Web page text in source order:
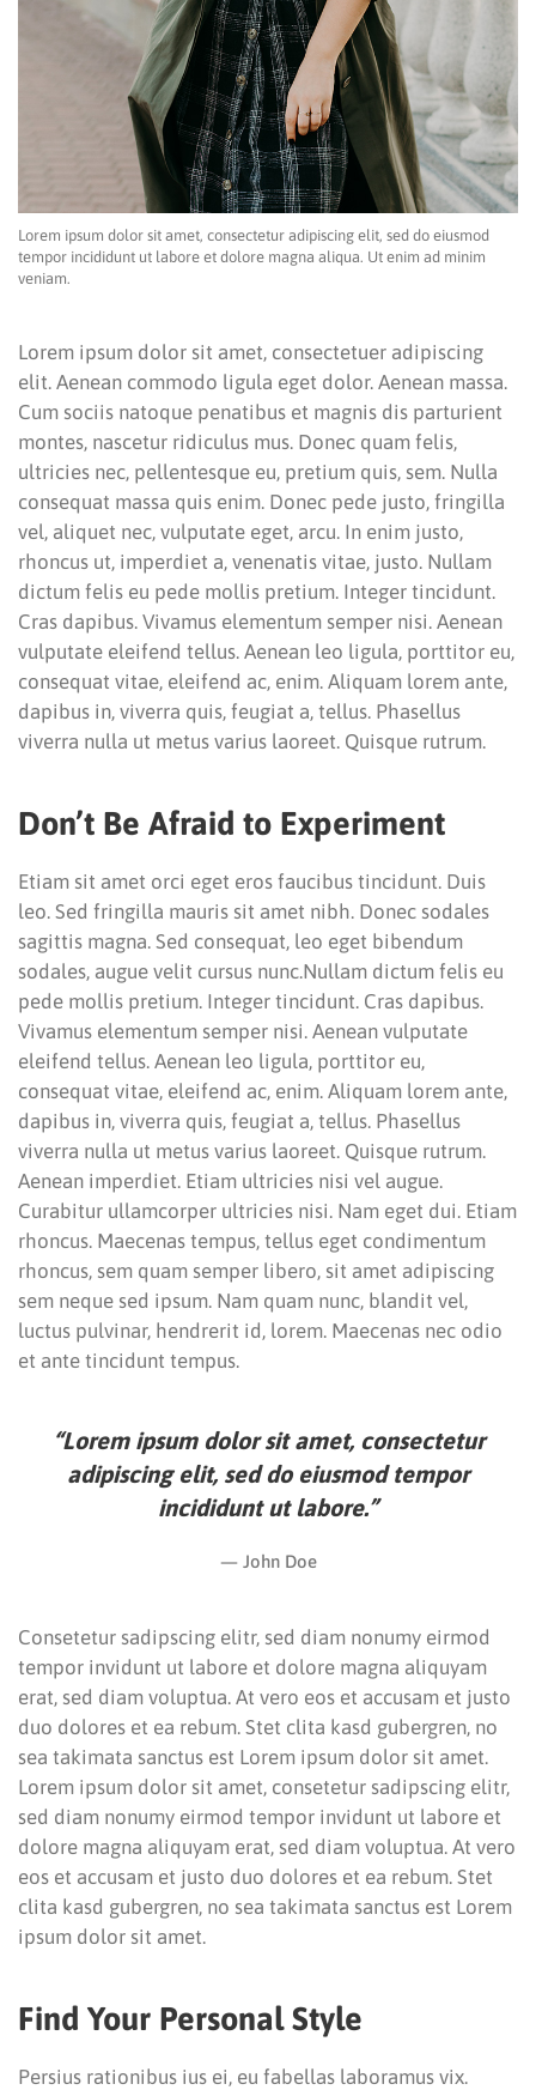
Lorem ipsum dolor sit amet, consectetur adipiscing elit, sed do eiusmod
tempor incididunt ut labore et dolore magna aliqua. Ut enim ad minim
veniam.
Lorem ipsum dolor sit amet, consectetuer adipiscing
elit. Aenean commodo ligula eget dolor. Aenean massa.
Cum sociis natoque penatibus et magnis dis parturient
montes, nascetur ridiculus mus. Donec quam felis,
ultricies nec, pellentesque eu, pretium quis, sem. Nulla
consequat massa quis enim. Donec pede justo, fringilla
vel, aliquet nec, vulputate eget, arcu. In enim justo,
rhoncus ut, imperdiet a, venenatis vitae, justo. Nullam
dictum felis eu pede mollis pretium. Integer tincidunt.
Cras dapibus. Vivamus elementum semper nisi. Aenean
vulputate eleifend tellus. Aenean leo ligula, porttitor eu,
consequat vitae, eleifend ac, enim. Aliquam lorem ante,
dapibus in, viverra quis, feugiat a, tellus. Phasellus
viverra nulla ut metus varius laoreet. Quisque rutrum.
Don’t Be Afraid to Experiment
Etiam sit amet orci eget eros faucibus tincidunt. Duis
leo. Sed fringilla mauris sit amet nibh. Donec sodales
sagittis magna. Sed consequat, leo eget bibendum
sodales, augue velit cursus nunc.Nullam dictum felis eu
pede mollis pretium. Integer tincidunt. Cras dapibus.
Vivamus elementum semper nisi. Aenean vulputate
eleifend tellus. Aenean leo ligula, porttitor eu,
consequat vitae, eleifend ac, enim. Aliquam lorem ante,
dapibus in, viverra quis, feugiat a, tellus. Phasellus
viverra nulla ut metus varius laoreet. Quisque rutrum.
Aenean imperdiet. Etiam ultricies nisi vel augue.
Curabitur ullamcorper ultricies nisi. Nam eget dui. Etiam
rhoncus. Maecenas tempus, tellus eget condimentum
rhoncus, sem quam semper libero, sit amet adipiscing
sem neque sed ipsum. Nam quam nunc, blandit vel,
luctus pulvinar, hendrerit id, lorem. Maecenas nec odio
et ante tincidunt tempus.
“Lorem ipsum dolor sit amet, consectetur
adipiscing elit, sed do eiusmod tempor
incididunt ut labore.”
John Doe
Consetetur sadipscing elitr, sed diam nonumy eirmod
tempor invidunt ut labore et dolore magna aliquyam
erat, sed diam voluptua. At vero eos et accusam et justo
duo dolores et ea rebum. Stet clita kasd gubergren, no
sea takimata sanctus est Lorem ipsum dolor sit amet.
Lorem ipsum dolor sit amet, consetetur sadipscing elitr,
sed diam nonumy eirmod tempor invidunt ut labore et
dolore magna aliquyam erat, sed diam voluptua. At vero
eos et accusam et justo duo dolores et ea rebum. Stet
clita kasd gubergren, no sea takimata sanctus est Lorem
ipsum dolor sit amet.
Find Your Personal Style
Persius rationibus ius ei, eu fabellas laboramus vix.